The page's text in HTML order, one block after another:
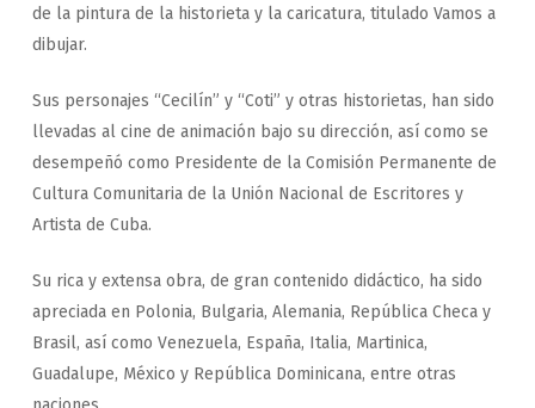
de la pintura de la historieta y la caricatura, titulado Vamos a
dibujar.
Sus personajes “Cecilín” y “Coti” y otras historietas, han sido
llevadas al cine de animación bajo su dirección, así como se
desempeñó como Presidente de la Comisión Permanente de
Cultura Comunitaria de la Unión Nacional de Escritores y
Artista de Cuba.
Su rica y extensa obra, de gran contenido didáctico, ha sido
apreciada en Polonia, Bulgaria, Alemania, República Checa y
Brasil, así como Venezuela, España, Italia, Martinica,
Guadalupe, México y República Dominicana, entre otras